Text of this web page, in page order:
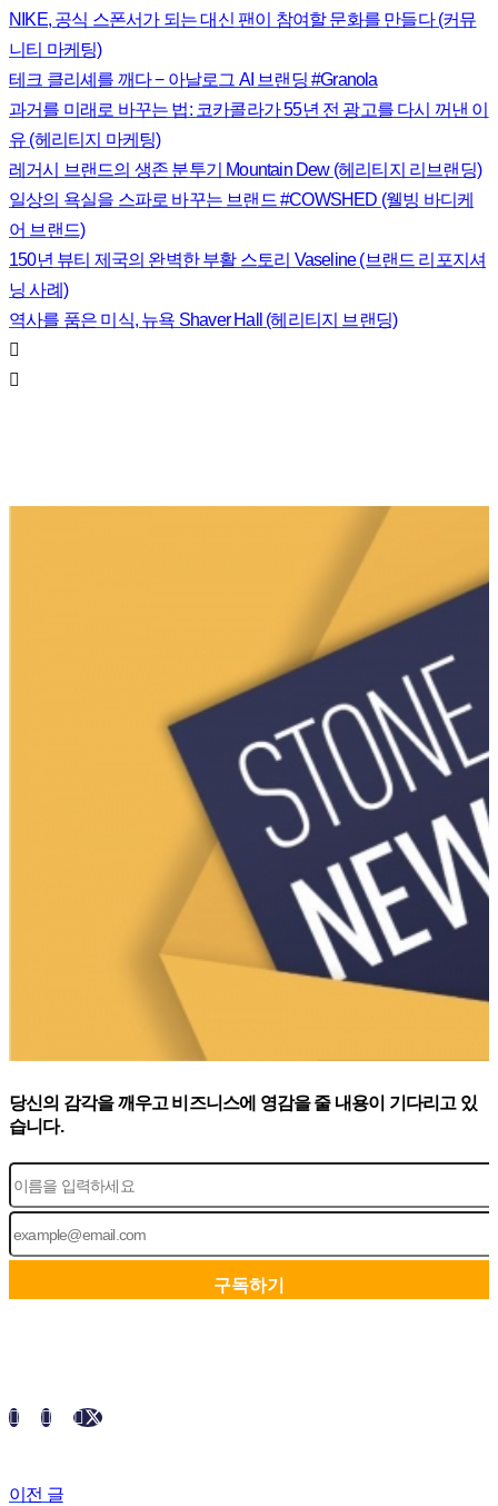
NIKE, 공식 스폰서가 되는 대신 팬이 참여할 문화를 만들다 (커뮤
니티 마케팅)
테크 클리셰를 깨다 − 아날로그 AI 브랜딩 #Granola
과거를 미래로 바꾸는 법: 코카콜라가 55년 전 광고를 다시 꺼낸 이
유 (헤리티지 마케팅)
레거시 브랜드의 생존 분투기 Mountain Dew (헤리티지 리브랜딩)
일상의 욕실을 스파로 바꾸는 브랜드 #COWSHED (웰빙 바디케
어 브랜드)
150년 뷰티 제국의 완벽한 부활 스토리 Vaseline (브랜드 리포지셔
닝 사례)
역사를 품은 미식, 뉴욕 Shaver Hall (헤리티지 브랜딩)
당신의 감각을 깨우고 비즈니스에 영감을 줄 내용이 기다리고 있
습니다.
이전 글